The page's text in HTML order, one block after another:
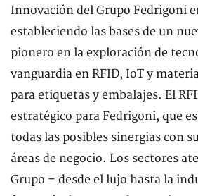
Innovación del Grupo Fedrigoni
estableciendo las bases de un
pionero en la exploración de
vanguardia en RFID, IoT y
para etiquetas y embalajes. El
estratégico para Fedrigoni, que
todas las posibles sinergias con
áreas de negocio. Los sectores
Grupo – desde el lujo hasta la